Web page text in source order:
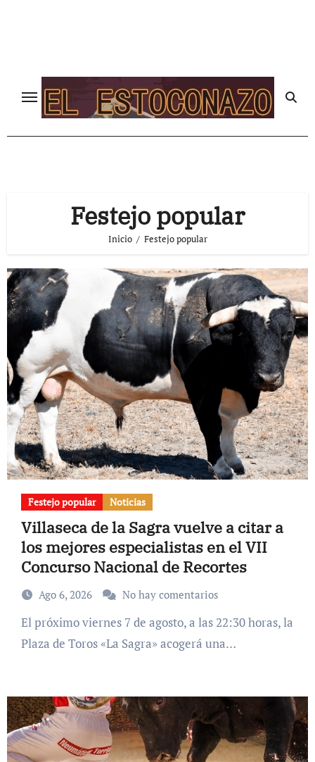
Festejo popular
Inicio Festejo popular
Festejo popular Noticias
Villaseca de la Sagra vuelve a citar a
los mejores especialistas en el VII
Concurso Nacional de Recortes
Ago 6, 2026 No hay comentarios
El próximo viernes 7 de agosto, a las 22:30 horas, la
Plaza de Toros «La Sagra» acogerá una…